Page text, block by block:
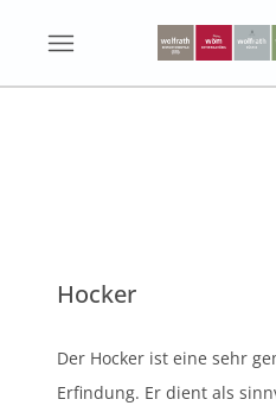
Hocker
Der Hocker ist eine sehr
Erfindung. Er dient als